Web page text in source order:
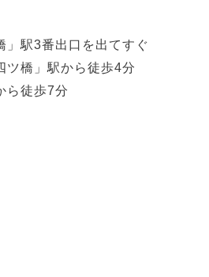
」駅3番出口を出てすぐ
ツ橋」駅から徒歩4分
ら徒歩7分